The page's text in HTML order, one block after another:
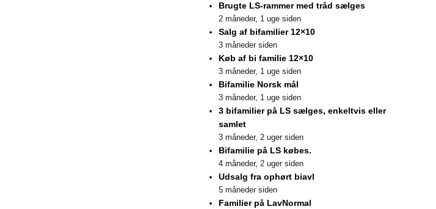
Brugte LS-rammer med tråd sælges
2 måneder, 1 uge siden
Salg af bifamilier 12×10
3 måneder siden
Køb af bi familie 12×10
3 måneder, 1 uge siden
Bifamilie Norsk mål
3 måneder, 1 uge siden
3 bifamilier på LS sælges, enkeltvis eller
samlet
3 måneder, 2 uger siden
Bifamilie på LS købes.
4 måneder, 2 uger siden
Udsalg fra ophørt biavl
5 måneder siden
Familier på LavNormal